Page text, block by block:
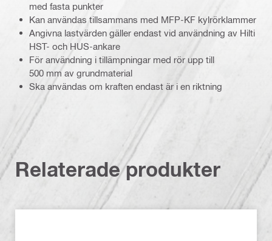
med fasta punkter
Kan användas tillsammans med MFP-KF kylrörklammer
Angivna lastvärden gäller endast vid användning av Hilti
HST- och HUS-ankare
För användning i tillämpningar med rör upp till
500 mm av grundmaterial
Ska användas om kraften endast är i en riktning
Relaterade produkter